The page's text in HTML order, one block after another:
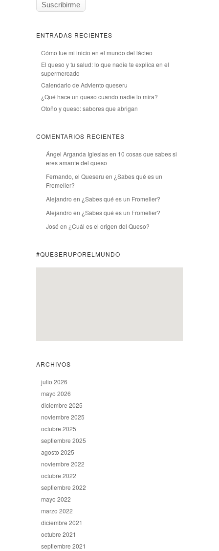
ENTRADAS RECIENTES
Cómo fue mi inicio en el mundo del lácteo
El queso y tu salud: lo que nadie te explica en el
supermercado
Calendario de Adviento queseru
¿Qué hace un queso cuando nadie lo mira?
Otoño y queso: sabores que abrigan
COMENTARIOS RECIENTES
Ángel Arganda Iglesiasen 10 cosas que sabes si
eres amante del queso
Fernando, el Queseru en ¿Sabes qué es un
Fromelier?
Alejandro en ¿Sabes qué es un Fromelier?
Alejandro en ¿Sabes qué es un Fromelier?
José en ¿Cuál es el origen del Queso?
#QUESERUPORELMUNDO
ARCHIVOS
julio 2026
mayo 2026
diciembre 2025
noviembre 2025
octubre 2025
septiembre 2025
agosto 2025
noviembre 2022
octubre 2022
septiembre 2022
mayo 2022
marzo 2022
diciembre 2021
octubre 2021
septiembre 2021